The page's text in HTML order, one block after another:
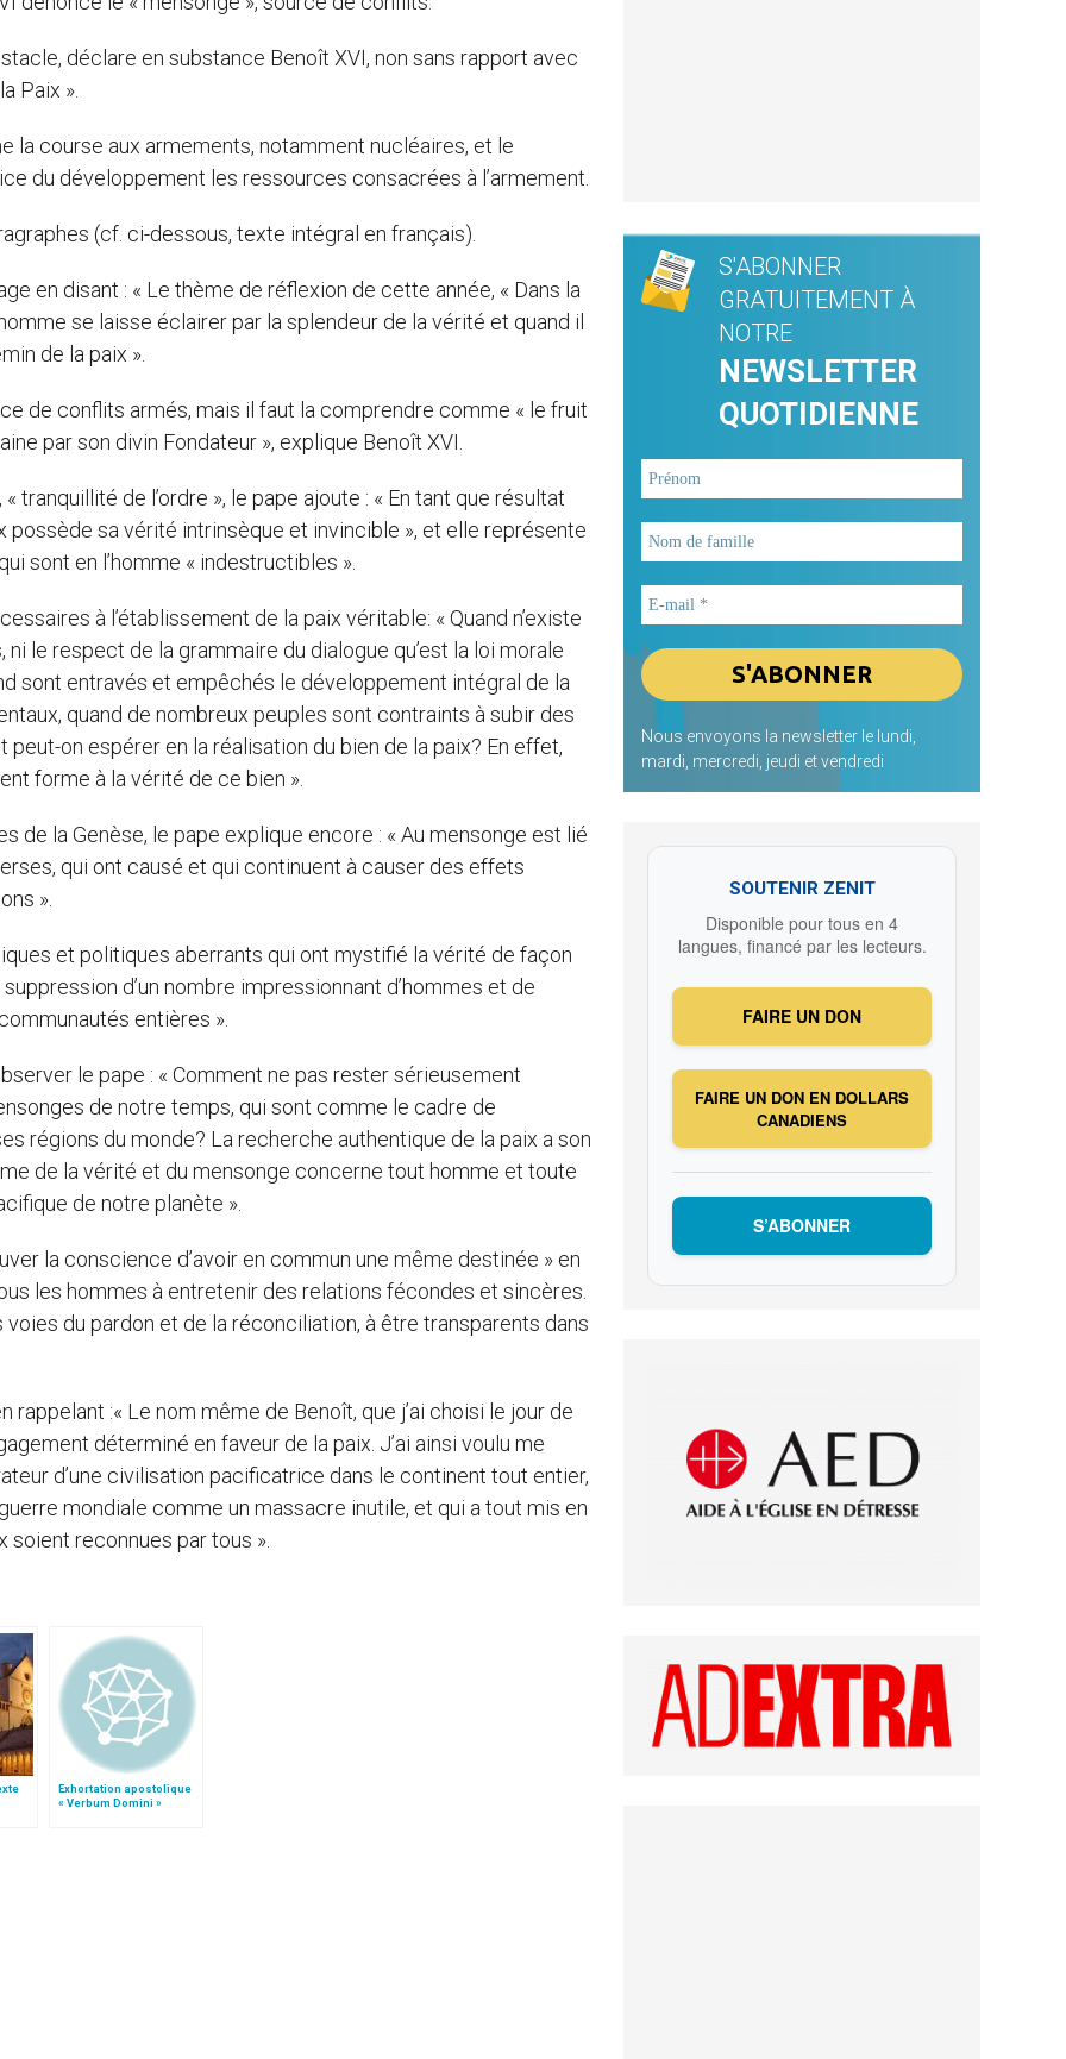
déclare en substance Benoît XVI, non sans rapport avec
Paix ».
la course aux armements, notamment nucléaires, et le
du développement les ressources consacrées à l’armement.
(cf. ci-dessous, texte intégral en français).
en disant : « Le thème de réflexion de cette année, « Dans la
se laisse éclairer par la splendeur de la vérité et quand il
de la paix ».
de conflits armés, mais il faut la comprendre comme « le fruit
par son divin Fondateur », explique Benoît XVI.
tranquillité de l’ordre », le pape ajoute : « En tant que résultat
possède sa vérité intrinsèque et invincible », et elle représente
sont en l’homme « indestructibles ».
à l’établissement de la paix véritable: « Quand n’existe
ni le respect de la grammaire du dialogue qu’est la loi morale
sont entravés et empêchés le développement intégral de la
quand de nombreux peuples sont contraints à subir des
on espérer en la réalisation du bien de la paix? En effet,
forme à la vérité de ce bien ».
la Genèse, le pape explique encore : « Au mensonge est lié
qui ont causé et qui continuent à causer des effets
».
et politiques aberrants qui ont mystifié la vérité de façon
d’un nombre impressionnant d’hommes et de
entières ».
le pape : « Comment ne pas rester sérieusement
de notre temps, qui sont comme le cadre de
régions du monde? La recherche authentique de la paix a son
de la vérité et du mensonge concerne tout homme et toute
de notre planète ».
la conscience d’avoir en commun une même destinée » en
les hommes à entretenir des relations fécondes et sincères.
du pardon et de la réconciliation, à être transparents dans
:« Le nom même de Benoît, que j’ai choisi le jour de
déterminé en faveur de la paix. J’ai ainsi voulu me
d’une civilisation pacificatrice dans le continent tout entier,
mondiale comme un massacre inutile, et qui a tout mis en
reconnues par tous ».
Exhortation apostolique
« Verbum Domini »
S'ABONNER
GRATUITEMENT À
NOTRE
NEWSLETTER
QUOTIDIENNE
Nous envoyons la newsletter le lundi,
mardi, mercredi, jeudi et vendredi
SOUTENIR ZENIT
Disponible pour tous en 4
langues, financé par les lecteurs.
FAIRE UN DON
FAIRE UN DON EN DOLLARS
CANADIENS
S’ABONNER